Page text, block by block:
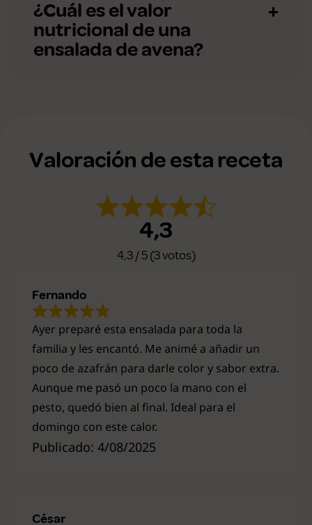
¿Cuál es el valor
nutricional de una
ensalada de avena?
Valoración de esta receta
4,3
4,3 / 5 (3 votos)
Publicado: 4/08/2025
Ayer preparé esta ensalada para toda la
familia y les encantó. Me animé a añadir un
poco de azafrán para darle color y sabor extra.
Aunque me pasó un poco la mano con el
pesto, quedó bien al final. Ideal para el
domingo con este calor.
Fernando
César